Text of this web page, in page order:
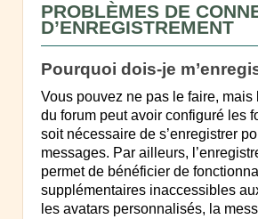
PROBLÈMES DE
D’ENREGISTREMENT
Pourquoi dois-je
Vous pouvez ne pas le faire, mais
du forum peut avoir configuré les
soit nécessaire de s’enregistrer
messages. Par ailleurs,
permet de bénéficier de
supplémentaires inaccessibles
les avatars personnalisés, la